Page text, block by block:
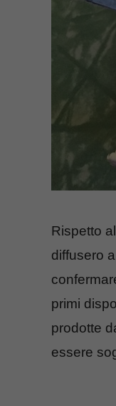
Rispetto
diffusero
primi
prodotte
essere